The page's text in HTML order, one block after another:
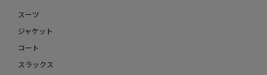
スーツ
ジャケット
コート
スラックス